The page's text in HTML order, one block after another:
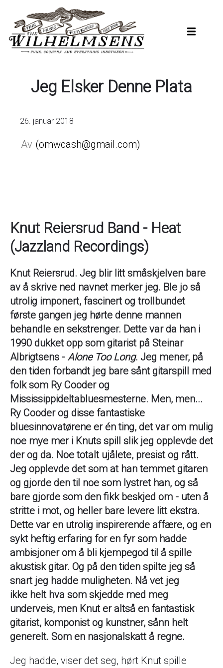
hovedinnhold
Jeg Elsker Denne Plata
26. januar 2018
omwcash@gmail.com
Knut Reiersrud Band - Heat
(Jazzland Recordings)
Knut Reiersrud. Jeg blir litt småskjelven bare
av å skrive ned navnet merker jeg. Ble jo så
utrolig imponert, fascinert og trollbundet
første gangen jeg hørte denne mannen
behandle en sekstrenger. Dette var da han i
1990 dukket opp som gitarist på Steinar
Albrigtsens - Alone Too Long. Jeg mener, på
den tiden forbandt jeg bare sånt gitarspill med
folk som Ry Cooder og
Mississippideltabluesmesterne. Men, men...
Ry Cooder og disse fantastiske
bluesinnovatørene er én ting, det var om mulig
noe mye mer i Knuts spill slik jeg opplevde det
der og da. Noe totalt ujålete, presist og rått.
Jeg opplevde det som at han temmet gitaren
og gjorde den til noe som lystret han, og så
bare gjorde som den fikk beskjed om - uten å
stritte i mot, og heller bare levere litt ekstra.
Dette var en utrolig inspirerende affære, og en
sykt heftig erfaring for en fyr som hadde
ambisjoner om å bli kjempegod til å spille
akustisk gitar. Og på den tiden spilte jeg så
snart jeg hadde muligheten. Nå vet jeg
ikke helt hva som skjedde med meg
underveis, men Knut er altså en fantastisk
gitarist, komponist og kunstner, sånn helt
generelt. Som en nasjonalskatt å regne.
Jeg hadde, viser det seg, hørt Knut spille